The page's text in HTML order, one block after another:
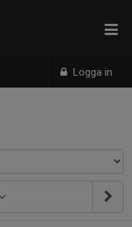
Logga in